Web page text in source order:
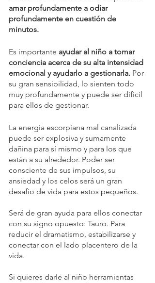
amar profundamente a odiar
profundamente en cuestión de
minutos.
Es importante ayudar al niño a tomar
conciencia acerca de su alta intensidad
emocional y ayudarlo a gestionarla. Por
su gran sensibilidad, lo sienten todo
muy profundamente y puede ser difícil
para ellos de gestionar.
La energía escorpiana mal canalizada
puede ser explosiva y sumamente
dañina para sí mismo y para los que
están a su alrededor. Poder ser
consciente de sus impulsos, su
ansiedad y los celos será un gran
desafío de vida para estos pequeños.
⁠Será de gran ayuda para ellos conectar
con su signo opuesto: Tauro. Para
reducir el dramatismo, estabilizarse y
conectar con el lado placentero de la
vida.
⁠Si quieres darle al niño herramientas